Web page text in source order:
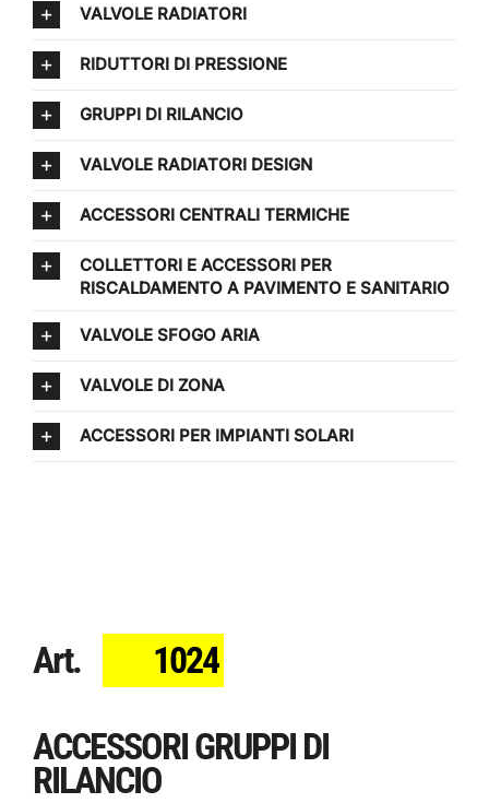
Art. 1024
ACCESSORI GRUPPI DI
RILANCIO
VALVOLE RADIATORI
RIDUTTORI DI PRESSIONE
GRUPPI DI RILANCIO
VALVOLE RADIATORI DESIGN
ACCESSORI CENTRALI TERMICHE
COLLETTORI E ACCESSORI PER
RISCALDAMENTO A PAVIMENTO E SANITARIO
VALVOLE SFOGO ARIA
VALVOLE DI ZONA
ACCESSORI PER IMPIANTI SOLARI